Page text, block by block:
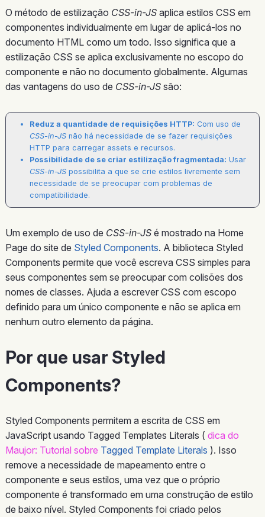
O método de estilização CSS-in-JSaplica estilos CSS em
componentes individualmente em lugar de aplicá-los no
documento HTML como um todo. Isso significa que a
estilização CSS se aplica exclusivamente no escopo do
componente e não no documento globalmente. Algumas
das vantagens do uso de CSS-in-JSsão:
Reduz a quantidade de requisições HTTP: Com uso de
CSS-in-JSnão há necessidade de se fazer requisições
HTTP para carregar assets e recursos.
Possibilidade de se criar estilização fragmentada: Usar
CSS-in-JSpossibilita a que se crie estilos livremente sem
necessidade de se preocupar com problemas de
compatibilidade.
Um exemplo de uso de CSS-in-JSé mostrado na Home
Page do site de Styled Components. A biblioteca Styled
Components permite que você escreva CSS simples para
seus componentes sem se preocupar com colisões dos
nomes de classes. Ajuda a escrever CSS com escopo
definido para um único componente e não se aplica em
nenhum outro elemento da página.
Por que usar Styled
Components?
Styled Components permitem a escrita de CSS em
JavaScript usando Tagged Templates Literals ( dica do
Maujor: Tutorial sobre Tagged Template Literals ). Isso
remove a necessidade de mapeamento entre o
componente e seus estilos, uma vez que o próprio
componente é transformado em uma construção de estilo
de baixo nível. Styled Components foi criado pelos